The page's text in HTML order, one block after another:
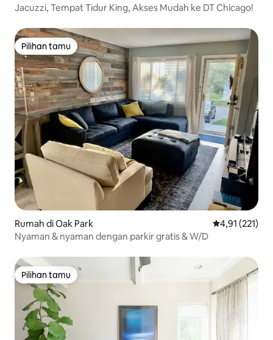
Jacuzzi, Tempat Tidur King, Akses Mudah ke DT Chicago!
Pilihan tamu
Pilihan tamu
Rumah di Oak Park Nilai rata-rata
4,91 (221)
Nyaman & nyaman dengan parkir gratis & W/D
Pilihan tamu
Pilihan tamu